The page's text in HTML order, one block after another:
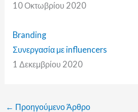
10 Οκτωβρίου 2020
Branding
Συνεργασία με influencers
1 Δεκεμβρίου 2020
← Προηγούμενο Άρθρο